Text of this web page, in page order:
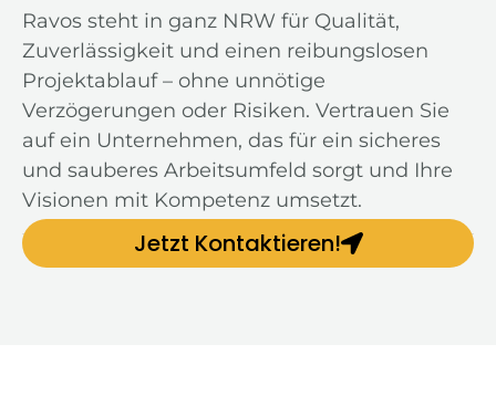
Ravos steht in ganz NRW für Qualität,
Zuverlässigkeit und einen reibungslosen
Projektablauf – ohne unnötige
Verzögerungen oder Risiken. Vertrauen Sie
auf ein Unternehmen, das für ein sicheres
und sauberes Arbeitsumfeld sorgt und Ihre
Visionen mit Kompetenz umsetzt.
Jetzt Kontaktieren!